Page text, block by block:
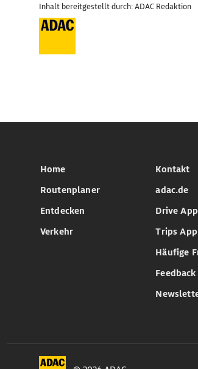
Inhalt bereitgestellt durch: ADAC Redaktion
Home
Routenplaner
Entdecken
Verkehr
Kontakt
adac.de
Drive App
Trips App
Häufige